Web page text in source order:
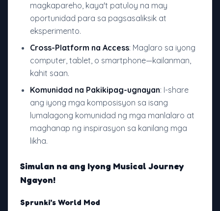
magkapareho, kaya't patuloy na may
oportunidad para sa pagsasaliksik at
eksperimento.
Cross-Platform na Access: Maglaro sa iyong
computer, tablet, o smartphone—kailanman,
kahit saan.
Komunidad na Pakikipag-ugnayan: I-share
ang iyong mga komposisyon sa isang
lumalagong komunidad ng mga manlalaro at
maghanap ng inspirasyon sa kanilang mga
likha.
Simulan na ang Iyong Musical Journey
Ngayon!
Sprunki’s World Mod